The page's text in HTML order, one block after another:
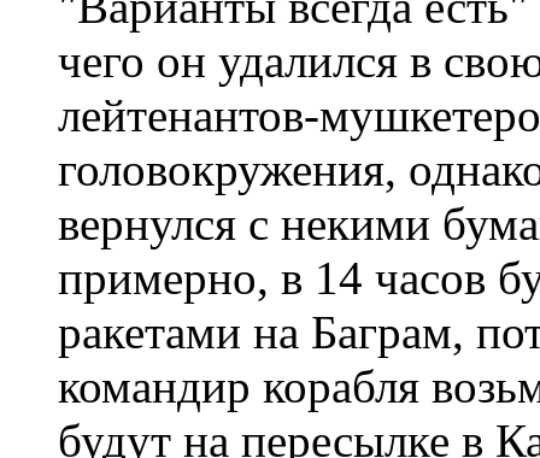
чего он удалился в
лейтенантов-
головокружения,
вернулся с некими
примерно, в 14 часов
ракетами на Баграм,
командир корабля
будут на пересылке в